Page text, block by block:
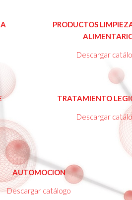
PRODUCTOS
Descargar
TRATAMIENTO
Descargar
Ver
Catálogo
AUTOMOCION
Descargar catálogo